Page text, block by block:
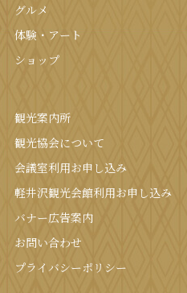
グルメ
体験・アート
ショップ
観光案内所
観光協会について
会議室利⽤お申し込み
軽井沢観光会館利⽤お申し込み
バナー広告案内
お問い合わせ
プライバシーポリシー